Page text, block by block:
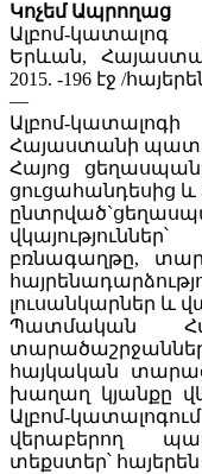
Կոչեմ Ապրողաց
Ալբոմ-կատալոգ
Երևան,
2015. -196 էջ /
—
Ալբոմ-
Հայաստանի
Հայոց
ցուցահանդեսից
բռնագաղթը,
լուսանկարներ և
Պատմական
հայկական
խաղաղ կյանքը
Ալբոմ-
վերաբերող
տեքստեր՝